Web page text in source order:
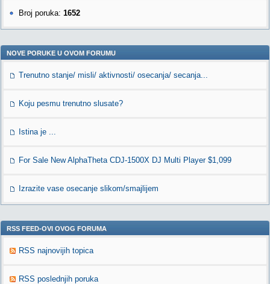
Broj poruka: 1652
NOVE PORUKE U OVOM FORUMU
Trenutno stanje/ misli/ aktivnosti/ osecanja/ secanja...
Koju pesmu trenutno slusate?
Istina je ...
For Sale New AlphaTheta CDJ-1500X DJ Multi Player $1,099
Izrazite vase osecanje slikom/smajlijem
RSS FEED-OVI OVOG FORUMA
RSS najnovijih topica
RSS poslednjih poruka